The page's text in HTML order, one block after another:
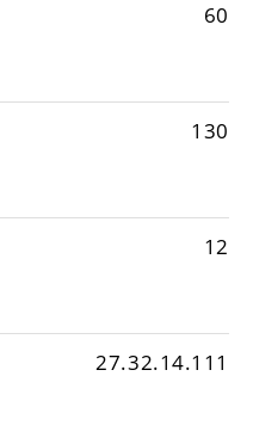
60
130
12
27.32.14.111